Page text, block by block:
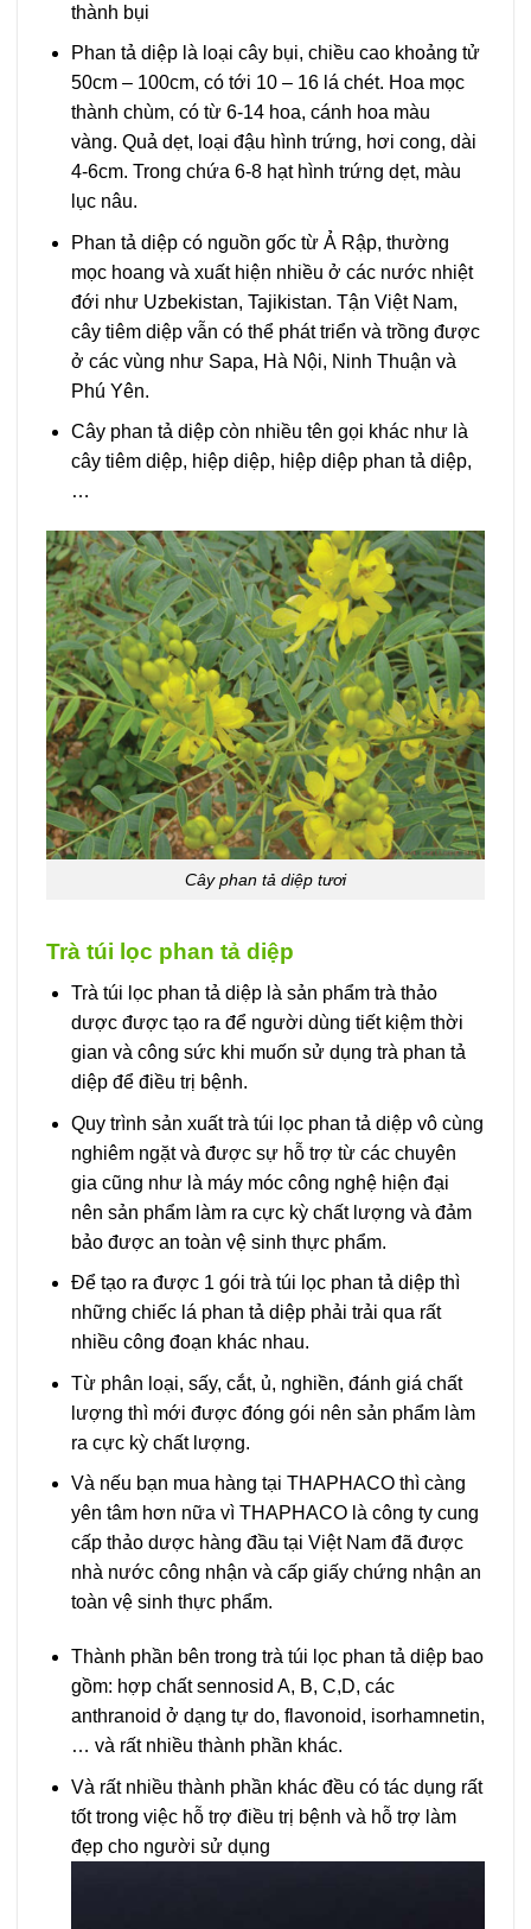
thành bụi
Phan tả diệp là loại cây bụi, chiều cao khoảng tử
50cm – 100cm, có tới 10 – 16 lá chét. Hoa mọc
thành chùm, có từ 6-14 hoa, cánh hoa màu
vàng. Quả dẹt, loại đậu hình trứng, hơi cong, dài
4-6cm. Trong chứa 6-8 hạt hình trứng dẹt, màu
lục nâu.
Phan tả diệp có nguồn gốc từ Ả Rập, thường
mọc hoang và xuất hiện nhiều ở các nước nhiệt
đới như Uzbekistan, Tajikistan. Tận Việt Nam,
cây tiêm diệp vẫn có thể phát triển và trồng được
ở các vùng như Sapa, Hà Nội, Ninh Thuận và
Phú Yên.
Cây phan tả diệp còn nhiều tên gọi khác như là
cây tiêm diệp, hiệp diệp, hiệp diệp phan tả diệp,
…
Cây phan tả diệp tươi
Trà túi lọc phan tả diệp
Trà túi lọc phan tả diệp là sản phẩm trà thảo
dược được tạo ra để người dùng tiết kiệm thời
gian và công sức khi muốn sử dụng trà phan tả
diệp để điều trị bệnh.
Quy trình sản xuất trà túi lọc phan tả diệp vô cùng
nghiêm ngặt và được sự hỗ trợ từ các chuyên
gia cũng như là máy móc công nghệ hiện đại
nên sản phẩm làm ra cực kỳ chất lượng và đảm
bảo được an toàn vệ sinh thực phẩm.
Để tạo ra được 1 gói trà túi lọc phan tả diệp thì
những chiếc lá phan tả diệp phải trải qua rất
nhiều công đoạn khác nhau.
Từ phân loại, sấy, cắt, ủ, nghiền, đánh giá chất
lượng thì mới được đóng gói nên sản phẩm làm
ra cực kỳ chất lượng.
Và nếu bạn mua hàng tại THAPHACO thì càng
yên tâm hơn nữa vì THAPHACO là công ty cung
cấp thảo dược hàng đầu tại Việt Nam đã được
nhà nước công nhận và cấp giấy chứng nhận an
toàn vệ sinh thực phẩm.
Thành phần bên trong trà túi lọc phan tả diệp bao
gồm: hợp chất sennosid A, B, C,D, các
anthranoid ở dạng tự do, flavonoid, isorhamnetin,
… và rất nhiều thành phần khác.
Và rất nhiều thành phần khác đều có tác dụng rất
tốt trong việc hỗ trợ điều trị bệnh và hỗ trợ làm
đẹp cho người sử dụng